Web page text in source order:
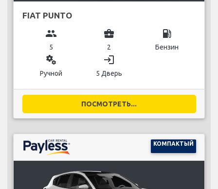
FIAT PUNTO
group
5
business_center
2
local_gas_station
Бензин
miscellaneous_services
Ручной
login
5 Дверь
ПОСМОТРЕТЬ...
КОМПАКТЫЙ